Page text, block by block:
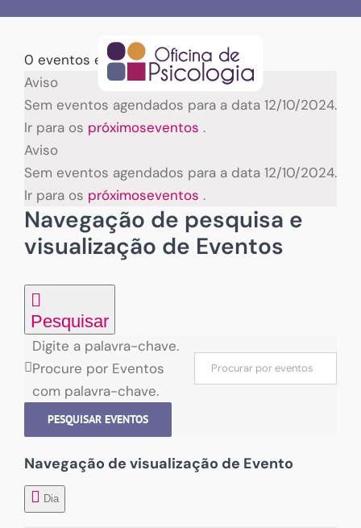
content0 eventos encontrados.
Eventos
for
12/10/2024
Aviso
Sem eventos agendados para a data 12/10/2024.
Ir para os próximoseventos .
Aviso
Sem eventos agendados para a data 12/10/2024.
Ir para os próximoseventos .
Navegação de pesquisa e
visualização de Eventos
Pesquisar
Digite a palavra-chave.
Procure por Eventos
com palavra-chave.
PESQUISAR EVENTOS
Navegação de visualização de Evento
Dia